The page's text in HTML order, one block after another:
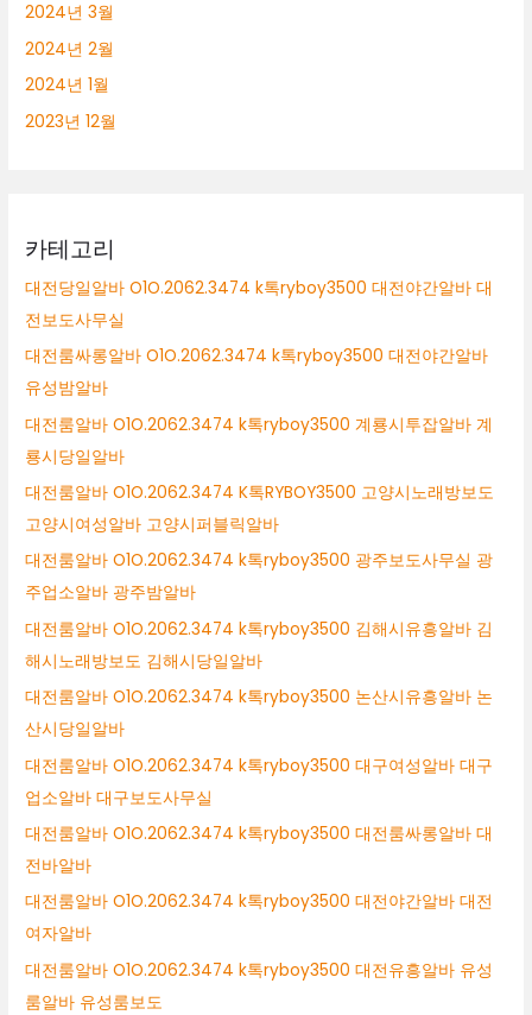
2024년 3월
2024년 2월
2024년 1월
2023년 12월
카테고리
대전당일알바 O1O.2062.3474 k톡ryboy3500 대전야간알바 대
전보도사무실
대전룸싸롱알바 O1O.2062.3474 k톡ryboy3500 대전야간알바
유성밤알바
대전룸알바 O1O.2062.3474 k톡ryboy3500 계룡시투잡알바 계
룡시당일알바
대전룸알바 O1O.2062.3474 K톡RYBOY3500 고양시노래방보도
고양시여성알바 고양시퍼블릭알바
대전룸알바 O1O.2062.3474 k톡ryboy3500 광주보도사무실 광
주업소알바 광주밤알바
대전룸알바 O1O.2062.3474 k톡ryboy3500 김해시유흥알바 김
해시노래방보도 김해시당일알바
대전룸알바 O1O.2062.3474 k톡ryboy3500 논산시유흥알바 논
산시당일알바
대전룸알바 O1O.2062.3474 k톡ryboy3500 대구여성알바 대구
업소알바 대구보도사무실
대전룸알바 O1O.2062.3474 k톡ryboy3500 대전룸싸롱알바 대
전바알바
대전룸알바 O1O.2062.3474 k톡ryboy3500 대전야간알바 대전
여자알바
대전룸알바 O1O.2062.3474 k톡ryboy3500 대전유흥알바 유성
룸알바 유성룸보도